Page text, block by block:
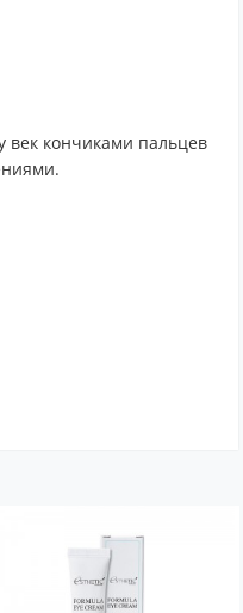
кончиками пальцев